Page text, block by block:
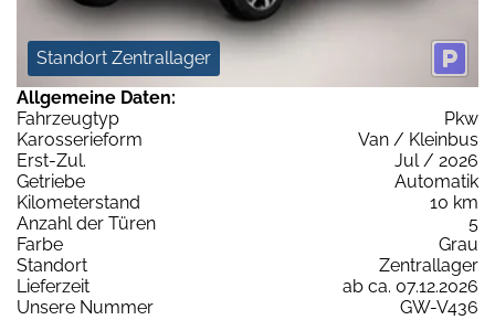
Standort Zentrallager
Allgemeine Daten:
Fahrzeugtyp
Pkw
Karosserieform
Van / Kleinbus
Erst-Zul.
Jul / 2026
Getriebe
Automatik
Kilometerstand
10 km
Anzahl der Türen
5
Farbe
Grau
Standort
Zentrallager
Lieferzeit
ab ca. 07.12.2026
Unsere Nummer
GW-V436